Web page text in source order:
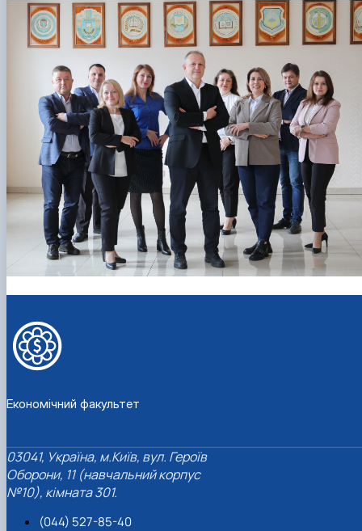
Економічний факультет
03041, Україна, м.Київ, вул. Героїв
Оборони, 11 (навчальний корпус
№10), кімната 301.
(044) 527-85-40